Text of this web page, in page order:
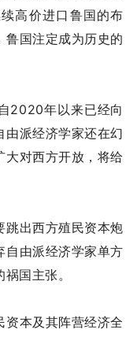
高价进口鲁国的布
国注定成为历史的
2020年以来已经向
派经济学家还在幻
大对西方开放，将给
跳出西方殖民资本炮
自由派经济学家单方
国主张。
本及其阵营经济全